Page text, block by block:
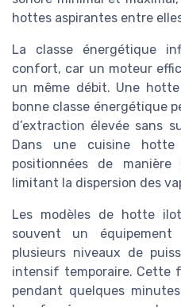
hottes aspirantes entre
La classe énergétique
confort, car un moteur
un même débit. Une
bonne classe énergétique
d’extraction élevée sans
Dans une cuisine
positionnées de
limitant la dispersion des
Les modèles de hotte
souvent un
plusieurs niveaux de
intensif temporaire. Cette
pendant quelques